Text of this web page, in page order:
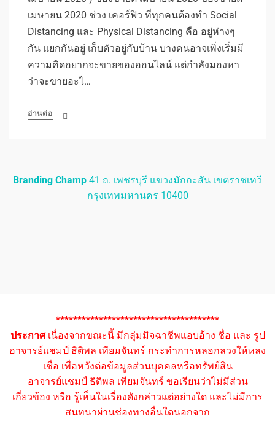
เมษายน 2020 ช่วง เคอร์ฟิว ที่ทุกคนต้องทำ Social
Distancing และ Physical Distancing คือ อยู่ห่างๆ
กัน แยกกันอยู่ เก็บตัวอยู่กับบ้าน บางคนอาจเพิ่งเริ่มมี
ความคิดอยากจะขายของออนไลน์ แต่กำลังมองหา
ว่าจะขายอะไ…
อ่านต่อ
Branding Champ 41 ถ. เพชรบุรี แขวงมักกะสัน เขตราชเทวี
กรุงเทพมหานคร 10400
**************************************
ประกาศเนื่องจากขณะนี้ มีกลุ่มมิจฉาชีพแอบอ้าง ชื่อ และ รูป
อาจารย์แชมป์ ธิติพล เทียมจันทร์ กระทำการหลอกลวงให้หลง
เชื่อ เพื่อหวังต่อข้อมูลส่วนบุคคลหรือทรัพย์สิน
อาจารย์แชมป์ ธิติพล เทียมจันทร์ ขอเรียนว่าไม่มีส่วน
เกี่ยวข้อง หรือ รู้เห็นในเรื่องดังกล่าวแต่อย่างใด และไม่มีการ
สนทนาผ่านช่องทางอื่นใดนอกจาก